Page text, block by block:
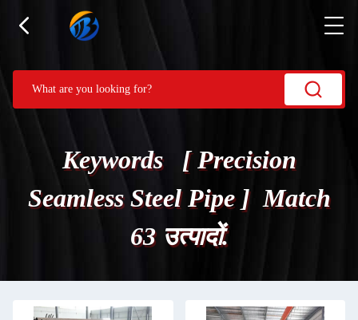
Keywords [ Precision
Seamless Steel Pipe ] Match
63 उत्पादों.